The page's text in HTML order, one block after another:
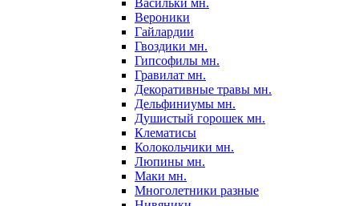
Васильки мн.
Вероники
Гайлардии
Гвоздики мн.
Гипсофилы мн.
Гравилат мн.
Декоративные травы мн.
Дельфиниумы мн.
Душистый горошек мн.
Клематисы
Колокольчики мн.
Люпины мн.
Маки мн.
Многолетники разные